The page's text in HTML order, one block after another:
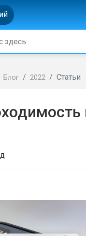
Блог 2022 Статьи